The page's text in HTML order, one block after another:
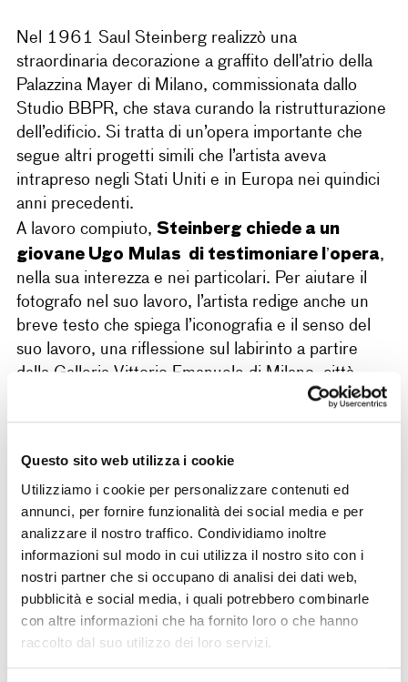
Questo sito web utilizza i cookie
Utilizziamo i cookie per personalizzare contenuti ed
annunci, per fornire funzionalità dei social media e per
analizzare il nostro traffico. Condividiamo inoltre
informazioni sul modo in cui utilizza il nostro sito con i
nostri partner che si occupano di analisi dei dati web,
pubblicità e social media, i quali potrebbero combinarle
con altre informazioni che ha fornito loro o che hanno
raccolto dal suo utilizzo dei loro servizi.
Nel 1961 Saul Steinberg realizzò una
straordinaria decorazione a graffito dell’atrio della
Palazzina Mayer di Milano, commissionata dallo
Studio BBPR, che stava curando la ristrutturazione
dell’edificio. Si tratta di un’opera importante che
segue altri progetti simili che l’artista aveva
intrapreso negli Stati Uniti e in Europa nei quindici
anni precedenti.
A lavoro compiuto, Steinberg chiede a un
giovane Ugo Mulas di testimoniare l’opera,
nella sua interezza e nei particolari. Per aiutare il
fotografo nel suo lavoro, l’artista redige anche un
breve testo che spiega l’iconografia e il senso del
suo lavoro, una riflessione sul labirinto a partire
dalla Galleria Vittorio Emanuele di Milano, città
nella quale Steinberg aveva vissuto prima della
guerra. Nel 1997 la palazzina sarà nuovamente
splendido intervento rimangono solo le fotografie di
Ugo Mulas, capaci di restituire insieme il
documento dell’opera e la sua interpretazione.
La mostraUgo Mulas / I graffiti di Saul
Steinberg a Milano, a cura diArchivio Ugo
MulaseWalter Guadagnini, sarà nella
Project Room
14